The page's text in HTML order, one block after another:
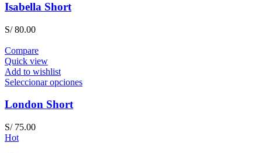
Isabella Short
S/80.00
Compare
Quick view
Add to wishlist
Seleccionar opciones
London Short
S/75.00
Hot